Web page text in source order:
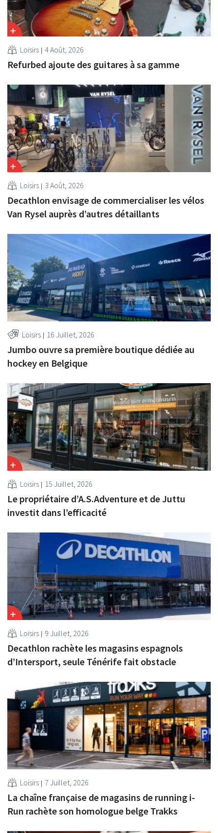
Loisirs 4 Août, 2026
Refurbed ajoute des guitares à sa gamme
Loisirs 3 Août, 2026
Decathlon envisage de commercialiser les vélos
Van Rysel auprès d’autres détaillants
Loisirs 16 Juillet, 2026
Jumbo ouvre sa première boutique dédiée au
hockey en Belgique
Loisirs 15 Juillet, 2026
Le propriétaire d’A.S.Adventure et de Juttu
investit dans l’efficacité
Loisirs 9 Juillet, 2026
Decathlon rachète les magasins espagnols
d’Intersport, seule Ténérife fait obstacle
Loisirs 7 Juillet, 2026
La chaîne française de magasins de running i-
Run rachète son homologue belge Trakks